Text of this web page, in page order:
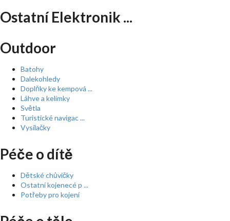
Ostatní Elektronik ...
Outdoor
Batohy
Dalekohledy
Doplňky ke kempová ...
Láhve a kelímky
Světla
Turistické navigac ...
Vysílačky
Péče o dítě
Dětské chůvičky
Ostatní kojenecé p ...
Potřeby pro kojení